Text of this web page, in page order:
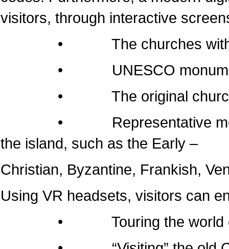
visitors, through interactive
• The churches within
• UNESCO
• The original churches
• Representative
the island, such as the Early –
Christian, Byzantine, Frankish,
Using VR headsets, visitors can
• Touring the world of